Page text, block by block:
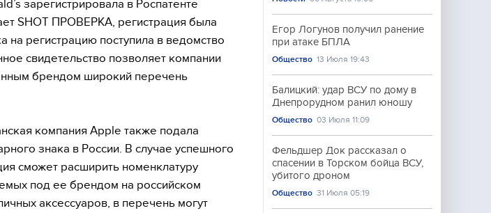
зарегистрировала в Роспатенте
SHOT ПРОВЕРКА, регистрация была
на регистрацию поступила в ведомство
свидетельство позволяет компании
брендом широкий перечень
компания Apple также подала
знака в России. В случае успешного
сможет расширить номенклатуру
под ее брендом на российском
аксессуаров, в перечень могут
Егор Логунов получил ранение
при атаке БПЛА
Общество 13 Июля 19:43
Балицкий: удар ВСУ по дому в
Днепрорудном ранил юношу
Общество 03 Июля 11:09
Фельдшер Док рассказал о
спасении в Торском бойца ВСУ,
убитого дроном
Общество 31 Июля 05:19